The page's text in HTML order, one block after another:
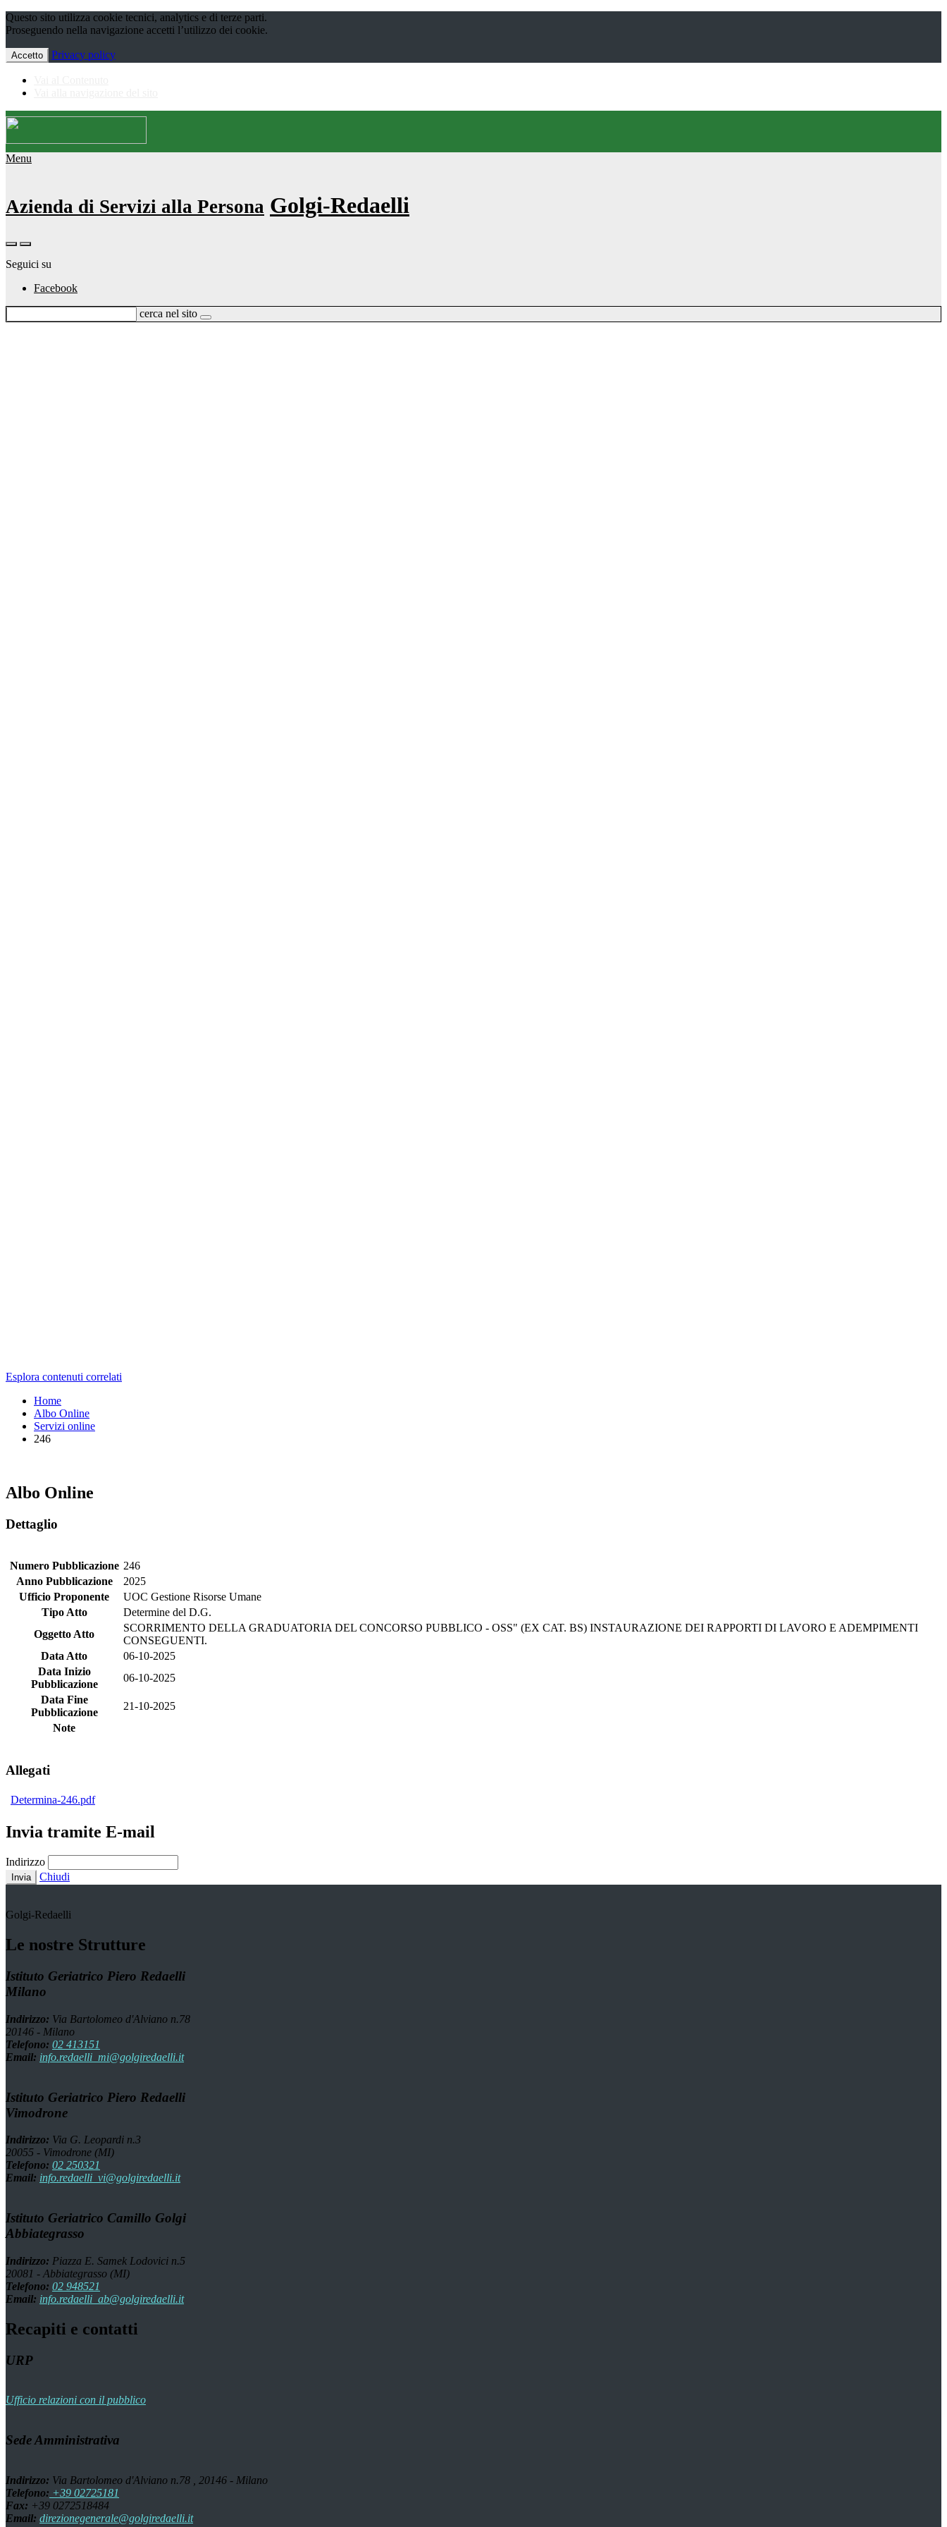
Questo sito utilizza cookie tecnici, analytics e di terze parti.
Proseguendo nella navigazione accetti l’utilizzo dei cookie.
Accetto Privacy policy
Menu
Azienda di Servizi alla Persona Golgi-Redaelli
Seguici su
Facebook
cerca nel sito
Esplora contenuti correlati
Home
Albo Online
Servizi online
246
Albo Online
Dettaglio
Numero Pubblicazione 246
Anno Pubblicazione
2025
Ufficio Proponente
UOC Gestione Risorse Umane
Tipo Atto
Determine del D.G.
Oggetto Atto
SCORRIMENTO DELLA GRADUATORIA DEL CONCORSO PUBBLICO - OSS" (EX CAT. BS) INSTAURAZIONE DEI RAPPORTI DI LAVORO E ADEMPIMENTI
CONSEGUENTI.
Data Atto
06-10-2025
Data Inizio
Pubblicazione
06-10-2025
Data Fine
Pubblicazione
21-10-2025
Note
Allegati
Determina-246.pdf
Invia tramite E-mail
Indirizzo
Invia Chiudi
Golgi-Redaelli
Le nostre Strutture
Istituto Geriatrico Piero Redaelli
Milano
Indirizzo: Via Bartolomeo d'Alviano n.78
20146 - Milano
Telefono: 02 413151
Email: info.redaelli_mi@golgiredaelli.it
Istituto Geriatrico Piero Redaelli
Vimodrone
Indirizzo: Via G. Leopardi n.3
20055 - Vimodrone (MI)
Telefono: 02 250321
Email: info.redaelli_vi@golgiredaelli.it
Istituto Geriatrico Camillo Golgi
Abbiategrasso
Indirizzo: Piazza E. Samek Lodovici n.5
20081 - Abbiategrasso (MI)
Telefono: 02 948521
Email: info.redaelli_ab@golgiredaelli.it
Recapiti e contatti
URP
Ufficio relazioni con il pubblico
Sede Amministrativa
Indirizzo: Via Bartolomeo d'Alviano n.78 , 20146 - Milano
Telefono: +39 02725181
Fax: +39 0272518484
Email: direzionegenerale@golgiredaelli.it